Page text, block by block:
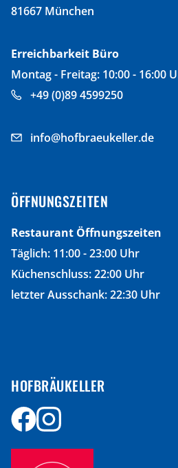
ÖFFNUNGSZEITEN
Restaurant Öffnungszeiten
Täglich: 11:00 - 23:00 Uhr
Küchenschluss: 22:00 Uhr
letzter Ausschank: 22:30 Uhr
81667 München
Erreichbarkeit Büro
Montag - Freitag: 10:00 - 16:00
+49 (0)89 4599250
info@hofbraeukeller.de
HOFBRÄUKELLER